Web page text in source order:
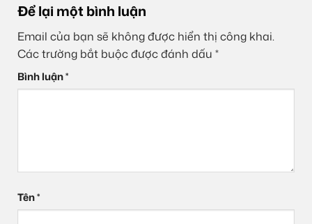
Để lại một bình luận
Email của bạn sẽ không được hiển thị công khai.
Các trường bắt buộc được đánh dấu *
Bình luận*
Tên*